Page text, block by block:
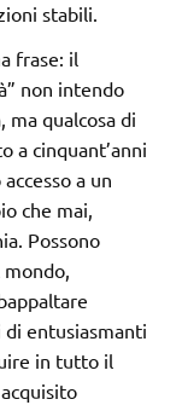
stabili.
frase: il
non intendo
qualcosa di
a cinquant’anni
a un
che mai,
Possono
di entusiasmanti
in tutto il